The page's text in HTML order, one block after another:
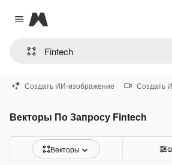
Close menu
Magnific
Создать ИИ-изображение Создать
Векторы По Запросу Fintech
Векторы